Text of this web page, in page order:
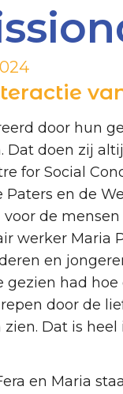
door hun
Dat doen zij
for Social
Paters en de
de
werker Maria
en
gezien had
door de
zien. Dat is
en Maria